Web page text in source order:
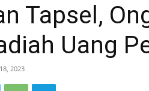
Tapsel,
Uang
2023